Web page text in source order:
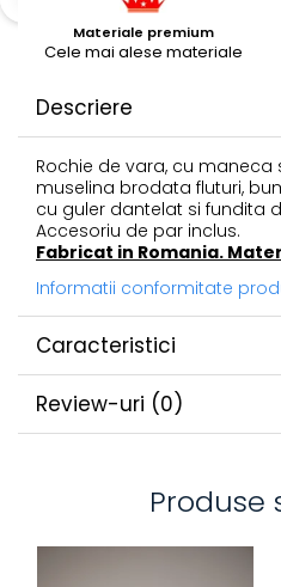
Materiale premium
Cele mai alese materiale
Descriere
Rochie de vara, cu
muselina brodata fluturi,
cu guler dantelat si fundita
Accesoriu de par inclus.
Fabricat in Romania.
Informatii conformitate
Caracteristici
Review-uri (0)
Produse